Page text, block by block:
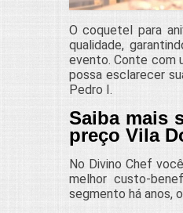
O coquetel para
qualidade,
evento. Conte com
possa esclarecer
Pedro I.
Saiba mais
preço Vila
No Divino Chef
melhor custo-
segmento há anos,